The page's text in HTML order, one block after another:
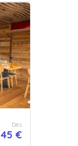
Dès
45 €